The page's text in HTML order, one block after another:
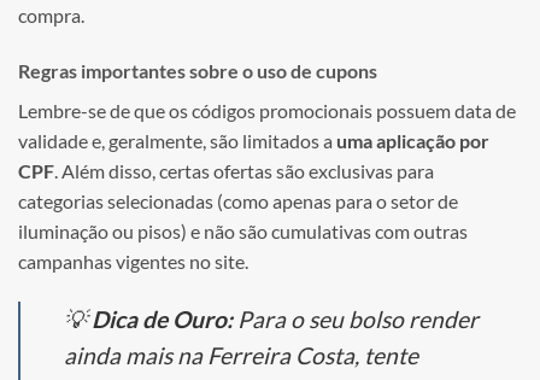
compra.
Regras importantes sobre o uso de cupons
Lembre-se de que os códigos promocionais possuem data de
validade e, geralmente, são limitados a uma aplicação por
CPF. Além disso, certas ofertas são exclusivas para
categorias selecionadas (como apenas para o setor de
iluminação ou pisos) e não são cumulativas com outras
campanhas vigentes no site.
💡Dica de Ouro:Para o seu bolso render
ainda mais na Ferreira Costa, tente